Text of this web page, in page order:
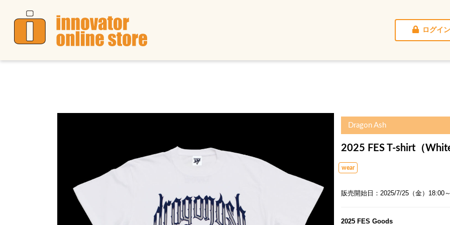
ログイン
Dragon Ash
2025 FES T-shirt（
wear
販売開始日：2025/7/25（金）18:00～
2025 FES Goods